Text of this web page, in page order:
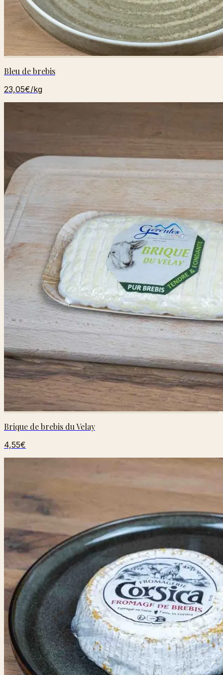
Bleu de brebis
23,05€/kg
Brique de brebis du Velay
4,55€